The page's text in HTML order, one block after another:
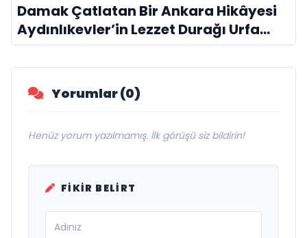
Damak Çatlatan Bir Ankara Hikâyesi
Aydınlıkevler’in Lezzet Durağı Urfa
Damak
Yorumlar (0)
Henüz yorum yazılmamış. İlk görüşü siz bildirin!
FIKIR BELIRT